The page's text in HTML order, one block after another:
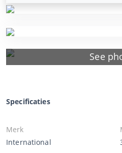
See
Specificaties
Merk
International